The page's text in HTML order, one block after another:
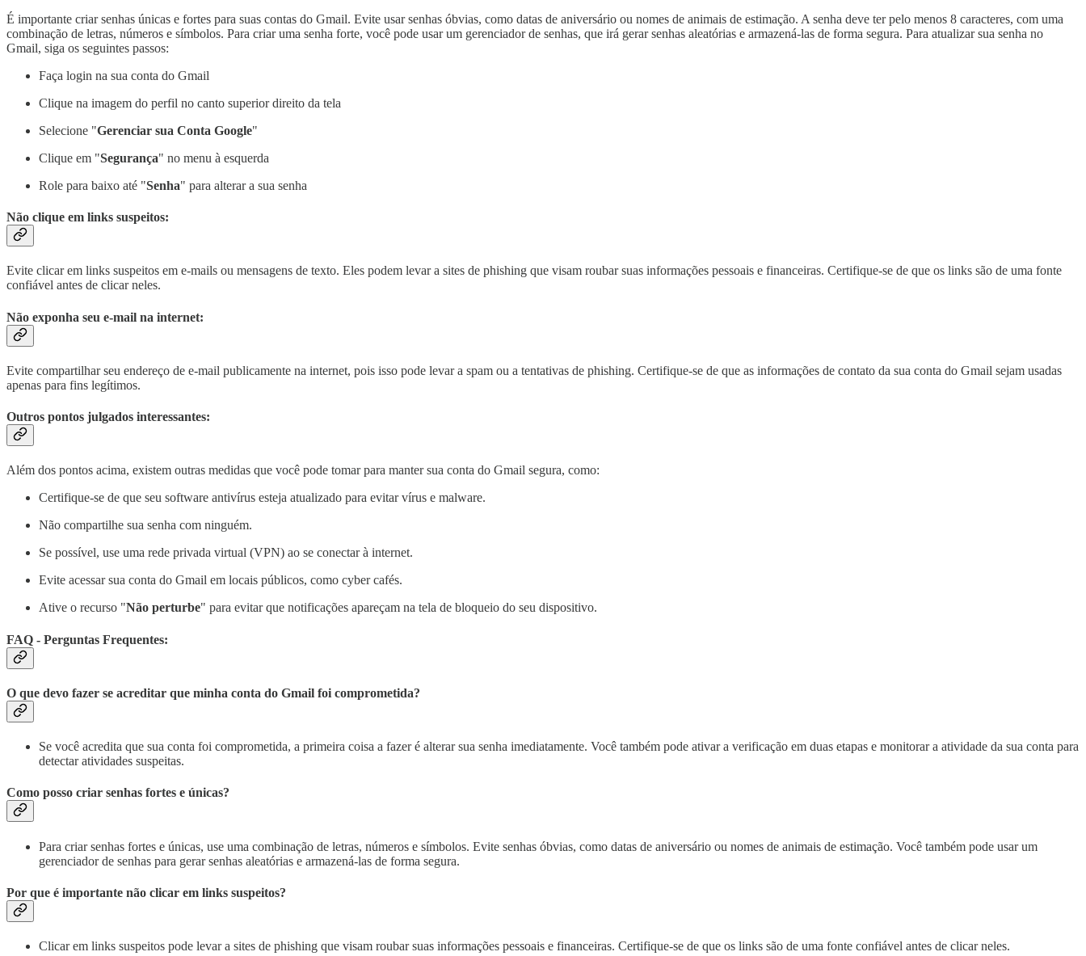
É importante criar senhas únicas e fortes para suas contas do Gmail. Evite usar senhas óbvias, como datas de aniversário ou nomes de animais de estimação. A senha deve ter pelo menos 8 caracteres, com uma
combinação de letras, números e símbolos. Para criar uma senha forte, você pode usar um gerenciador de senhas, que irá gerar senhas aleatórias e armazená-las de forma segura. Para atualizar sua senha no
Gmail, siga os seguintes passos:
Faça login na sua conta do Gmail
Clique na imagem do perfil no canto superior direito da tela
Selecione "Gerenciar sua Conta Google"
Clique em "Segurança" no menu à esquerda
Role para baixo até "Senha" para alterar a sua senha
Não clique em links suspeitos:
Evite clicar em links suspeitos em e-mails ou mensagens de texto. Eles podem levar a sites de phishing que visam roubar suas informações pessoais e financeiras. Certifique-se de que os links são de uma fonte
confiável antes de clicar neles.
Não exponha seu e-mail na internet:
Evite compartilhar seu endereço de e-mail publicamente na internet, pois isso pode levar a spam ou a tentativas de phishing. Certifique-se de que as informações de contato da sua conta do Gmail sejam usadas
apenas para fins legítimos.
Outros pontos julgados interessantes:
Além dos pontos acima, existem outras medidas que você pode tomar para manter sua conta do Gmail segura, como:
Certifique-se de que seu software antivírus esteja atualizado para evitar vírus e malware.
Não compartilhe sua senha com ninguém.
Se possível, use uma rede privada virtual (VPN) ao se conectar à internet.
Evite acessar sua conta do Gmail em locais públicos, como cyber cafés.
Ative o recurso "Não perturbe" para evitar que notificações apareçam na tela de bloqueio do seu dispositivo.
FAQ - Perguntas Frequentes:
O que devo fazer se acreditar que minha conta do Gmail foi comprometida?
Se você acredita que sua conta foi comprometida, a primeira coisa a fazer é alterar sua senha imediatamente. Você também pode ativar a verificação em duas etapas e monitorar a atividade da sua conta para
detectar atividades suspeitas.
Como posso criar senhas fortes e únicas?
Para criar senhas fortes e únicas, use uma combinação de letras, números e símbolos. Evite senhas óbvias, como datas de aniversário ou nomes de animais de estimação. Você também pode usar um
gerenciador de senhas para gerar senhas aleatórias e armazená-las de forma segura.
Por que é importante não clicar em links suspeitos?
Clicar em links suspeitos pode levar a sites de phishing que visam roubar suas informações pessoais e financeiras. Certifique-se de que os links são de uma fonte confiável antes de clicar neles.